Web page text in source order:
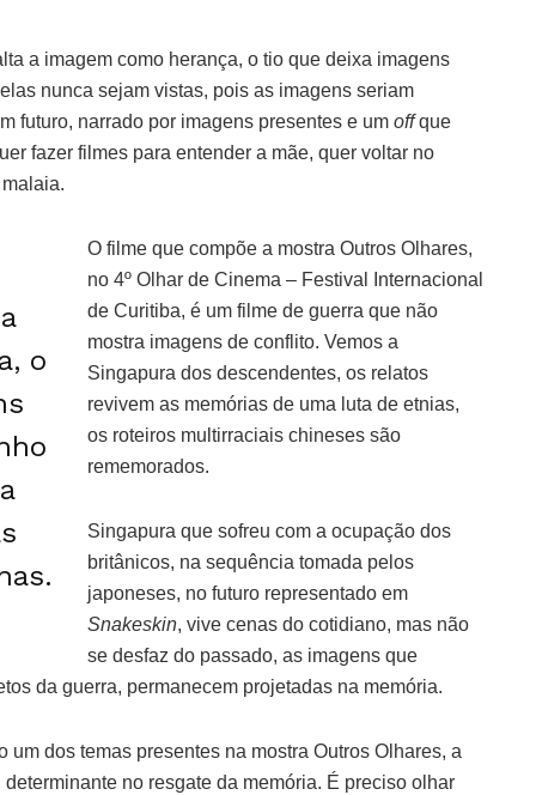
a imagem como herança, o tio que deixa imagens
nunca sejam vistas, pois as imagens seriam
futuro, narrado por imagens presentes e um offque
fazer filmes para entender a mãe, quer voltar no
o
O filme que compõe a mostra Outros Olhares,
no 4º Olhar de Cinema – Festival Internacional
de Curitiba, é um filme de guerra que não
mostra imagens de conflito. Vemos a
Singapura dos descendentes, os relatos
revivem as memórias de uma luta de etnias,
os roteiros multirraciais chineses são
rememorados.
Singapura que sofreu com a ocupação dos
britânicos, na sequência tomada pelos
japoneses, no futuro representado em
Snakeskin, vive cenas do cotidiano, mas não
se desfaz do passado, as imagens que
da guerra, permanecem projetadas na memória.
dos temas presentes na mostra Outros Olhares, a
no resgate da memória. É preciso olhar